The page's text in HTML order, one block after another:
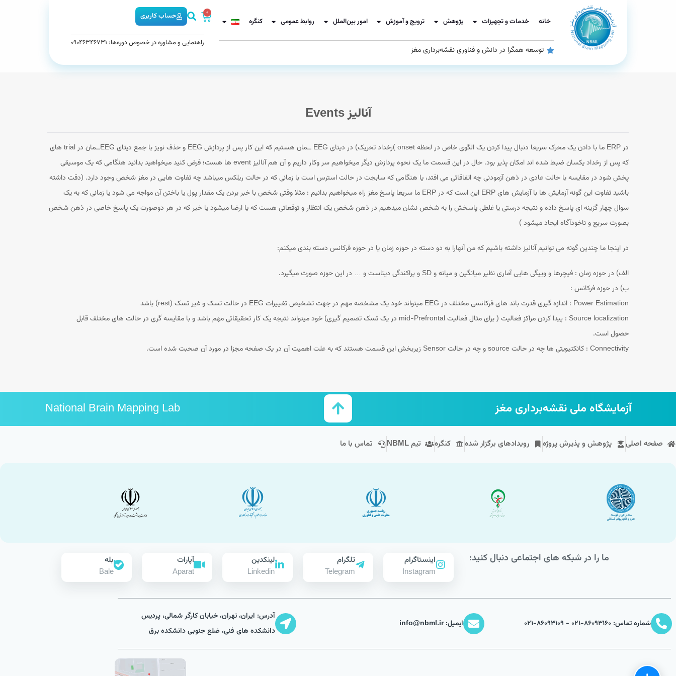
خانه خدمات و تجهیزات پژوهش ترویج و آموزش امور بین‌الملل روابط عمومی کنگره
توسعه همگرا در دانش و فناوری نقشه‌برداری مغز
0 حساب کاربری
راهنمایی و مشاوره در خصوص دوره‌ها: 09046346731
آنالیز Events
در ERP ما با دادن یک محرک سریعا دنبال پیدا کردن یک الگوی خاص در لحظه onset )رخداد تحریک) در دیتای EEG ــمان هستیم که این کار پس از پردازش EEG و حذف نویز با جمع دیتای EEGــمان در trial های
که پس از رخداد یکسان ضبط شده اند امکان پذیر بود. حال در این قسمت ما یک نحوه پردازش دیگر میخواهیم سر وکار داریم و آن هم آنالیز event ها هست؛ فرض کنید میخواهید بدانید هنگامی که یک موسیقی
پخش شود در مقایسه با حالت عادی در ذهن آزمودنی چه اتفاقاتی می افتد، یا هنگامی که سابجت در حالت استرس است با زمانی که در حالت ریلکس میباشد چه تفاوت هایی در مغز شخص وجود دارد. (دقت داشته
باشید تفاوت این گونه آزمایش ها با آزمایش های ERP این است که در ERP ما سریعا پاسخ مغز راه میخواهیم بدانیم : مثلا وقتی شخص با خبر بردن یک مقدار پول یا باختن آن مواجه می شود یا زمانی که به یک
سوال چهار گزینه ای پاسخ داده و نتیجه درستی یا غلطی پاسخش را به شخص نشان میدهیم در ذهن شخص یک انتظار و توقعاتی هست که یا ارضا میشود یا خیر که در هر دوصورت یک پاسخ خاصی در ذهن شخص
بصورت سریع و ناخودآگاه ایجاد میشود )
در اینجا ما چندین گونه می توانیم آنالیز داشته باشیم که من آنهارا به دو دسته در حوزه زمان یا در حوزه فرکانس دسته بندی میکنم:
الف) در حوزه زمان : فیچرها و وییگی هایی آماری نظیر میانگین و میانه و SD و پراکندگی دیتاست و … در این حوزه صورت میگیرد.
ب) در حوزه فرکانس :
Power Estimation : اندازه گیری قدرت باند های فرکانسی مختلف در EEG میتواند خود یک مشخصه مهم در جهت تشخیص تغییرات EEG در حالت تسک و غیر تسک (rest) باشد
Source localization : پیدا کردن مراکز فعالیت ( برای مثال فعالیت mid-Prefrontal در یک تسک تصمیم گیری) خود میتواند نتیجه یک کار تحقیقاتی مهم باشد و با مقایسه گری در حالت های مختلف قابل
حصول است.
Connectivity : کانکتیویتی ها چه در حالت source و چه در حالت Sensor زیربخش این قسمت هستند که به علت اهمیت آن در یک صفحه مجزا در مورد آن صحبت شده است.
آزمایشگاه ملی نقشه‌برداری مغز National Brain Mapping Lab
صفحه اصلی پژوهش و پذیرش پروژه رویداد‌های برگزار شده کنگره تیم NBML تماس با ما
ما را در شبکه های اجتماعی دنبال کنید:
اینستاگرام
Instagram
تلگرام
Telegram
لینکدین
Linkedin
آپارات
Aparat
بله
Bale
شماره تماس: 86093160-021 - 86093109-021 ایمیل: info@nbml.ir
آدرس: ایران، تهران، خیابان کارگر شمالی، پردیس
دانشکده های فنی، ضلع جنوبی دانشکده برق